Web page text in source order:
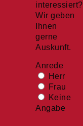
interessiert?
Wir geben
Ihnen
gerne
Auskunft.
Anrede
Herr
Frau
Keine
Angabe